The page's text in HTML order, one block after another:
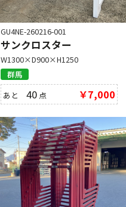
GU4NE-260216-001
サンクロスター
W1300×D900×H1250
群馬
あと40 点 ￥7,000